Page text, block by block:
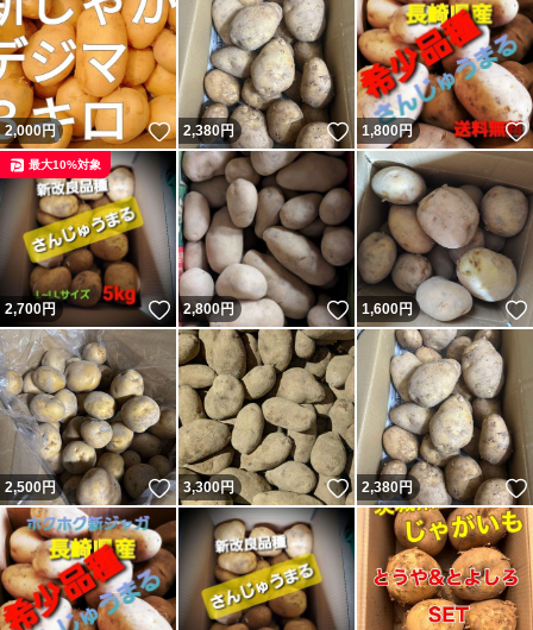
2,000円 いいね！
2,380円 いいね！
1,800 円
2,700円 いいね！
最大10%対象
2,800円 いいね！
1,600円
2,500円 いいね！
3,300円 いいね！
2,380円